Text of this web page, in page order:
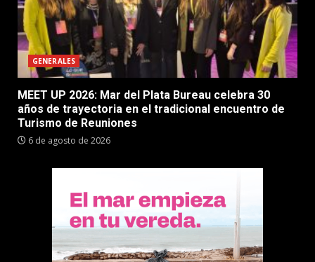
GENERALES
MEET UP 2026: Mar del Plata Bureau celebra 30
años de trayectoria en el tradicional encuentro de
Turismo de Reuniones
6 de agosto de 2026